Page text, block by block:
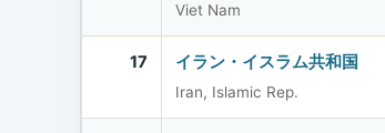
Viet Nam
17 イラン・イスラム共和国
Iran, Islamic Rep.